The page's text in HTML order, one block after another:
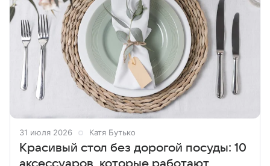
31 июля 2026 Катя Бутько
Красивый стол без дорогой посуды: 10